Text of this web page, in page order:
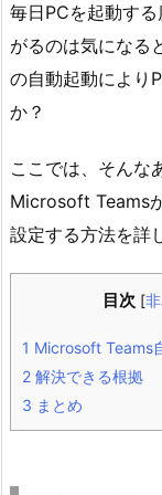
毎日PCを起動す
がるのは気になる
の自動起動により
か？
ここでは、そんな
Microsoft Teams
設定する方法を詳
目次 [
1 Microsoft Teams
2 解決できる根拠
3 まとめ